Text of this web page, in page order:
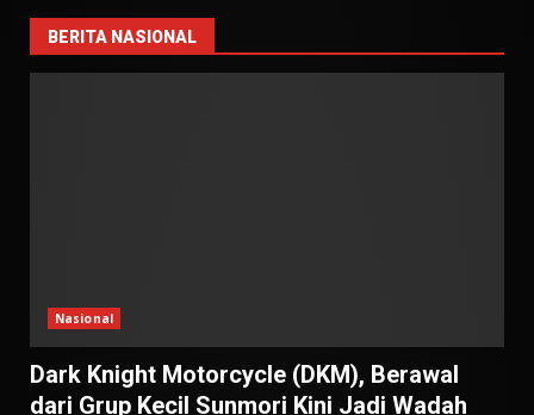
BERITA NASIONAL
Nasional
Dark Knight Motorcycle (DKM), Berawal
dari Grup Kecil Sunmori Kini Jadi Wadah